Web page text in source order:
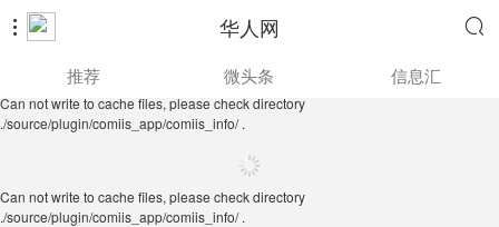
 华人网 
./source/plugin/comiis_app/comiis_info/ .
推荐 微头条 信息汇
Can not write to cache files, please check directory
./source/plugin/comiis_app/comiis_info/ .
Can not write to cache files, please check directory
./source/plugin/comiis_app/comiis_info/ .